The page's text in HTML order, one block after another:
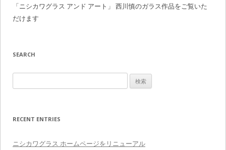
「ニシカワグラス アンド アート」 西川慎のガラス作品をご覧いた
だけます
SEARCH
索
RECENT ENTRIES
ニシカワグラス ホームページをリニューアル